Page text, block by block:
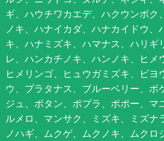
ギ、ハウチワカエデ、ハクウンボク
ノキ、ハナイカダ、ハナカイドウ、
キ、ハナミズキ、ハマナス、ハリギ
レ、ハンカチノキ、ハンノキ、ヒメ
ヒメリンゴ、ヒュウガミズキ、ビヨ
ウ、プラタナス、ブルーベリー、ボ
ジュ、ボタン、ポプラ、ポポー、マ
ルメロ、マンサク、ミズキ、ミズナ
ノハギ、ムクゲ、ムクノキ、ムクロ